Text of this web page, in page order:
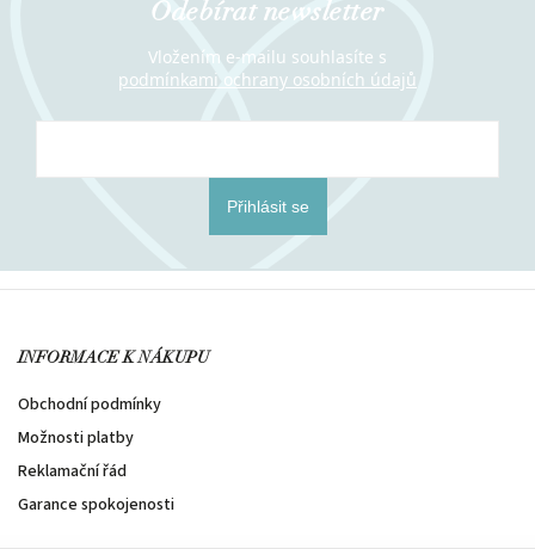
Odebírat newsletter
Vložením e-mailu souhlasíte s
podmínkami ochrany osobních údajů
Přihlásit se
INFORMACE K NÁKUPU
Obchodní podmínky
Možnosti platby
Reklamační řád
Garance spokojenosti